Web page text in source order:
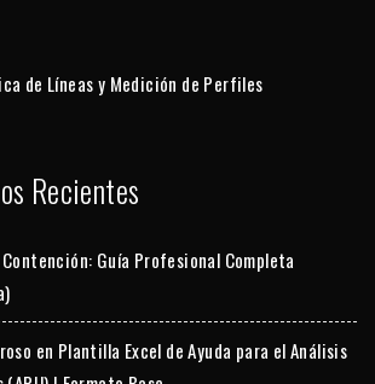
de Líneas y Medición de Perfiles
Recientes
Guía Profesional Completa
en Plantilla Excel de Ayuda para el Análisis